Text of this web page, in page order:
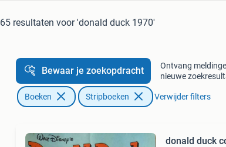
65 resultaten voor 'donald duck 1970'
Bewaar je zoekopdracht
Ontvang
nieuwe
Boeken Stripboeken Verwijder filters
donald duck